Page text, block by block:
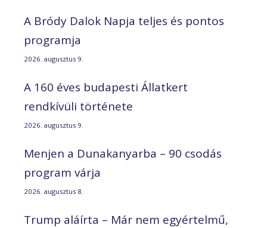
A Bródy Dalok Napja teljes és pontos
programja
2026. augusztus 9.
A 160 éves budapesti Állatkert
rendkívüli története
2026. augusztus 9.
Menjen a Dunakanyarba – 90 csodás
program várja
2026. augusztus 8.
Trump aláírta – Már nem egyértelmű,